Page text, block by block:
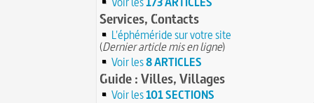
Services, Contacts
L'éphéméride sur votre site
(Dernier article mis en ligne)
Voir les8 ARTICLES
Guide : Villes, Villages
Voir les101 SECTIONS